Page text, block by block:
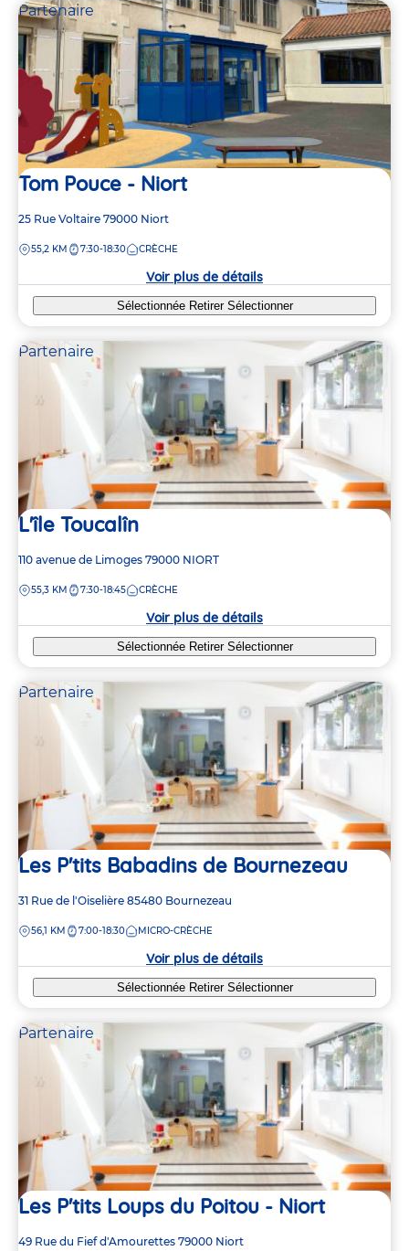
Partenaire
Tom Pouce - Niort
Adresse
la
25 Rue Voltaire 79000 Niort
DISTANCE
55,2 KM 7:30-18:30 CRÈCHE
Voir plus de détails
Sélectionnée Retirer Sélectionner
Partenaire
L'île Toucalîn
Adresse
la
110 avenue de Limoges 79000 NIORT
DISTANCE
55,3 KM 7:30-18:45 CRÈCHE
Voir plus de détails
Sélectionnée Retirer Sélectionner
Partenaire
Les P'tits Babadins de Bournezeau
Adresse
la
31 Rue de l'Oiselière 85480 Bournezeau
DISTANCE
56,1 KM 7:00-18:30 MICRO-CRÈCHE
Voir plus de détails
Sélectionnée Retirer Sélectionner
Partenaire
Les P'tits Loups du Poitou - Niort
Adresse
49 Rue du Fief d'Amourettes 79000 Niort